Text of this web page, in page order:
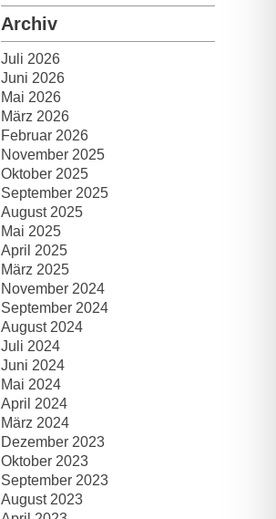
Archiv
Juli 2026
Juni 2026
Mai 2026
März 2026
Februar 2026
November 2025
Oktober 2025
September 2025
August 2025
Mai 2025
April 2025
März 2025
November 2024
September 2024
August 2024
Juli 2024
Juni 2024
Mai 2024
April 2024
März 2024
Dezember 2023
Oktober 2023
September 2023
August 2023